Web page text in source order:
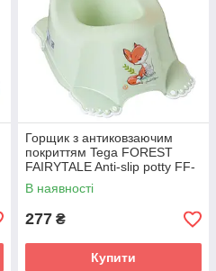
Горщик з антиковзаючим
покриттям Tega FOREST
FAIRYTALE Anti-slip potty FF-
001-112 light green (зелений)
В наявності
277 ₴
Купити